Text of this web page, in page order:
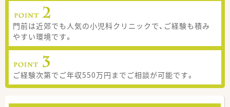
門前は近郊でも人気の小児科クリニックで、ご経験も積み
やすい環境です。
ご経験次第でご年収550万円までご相談が可能です。